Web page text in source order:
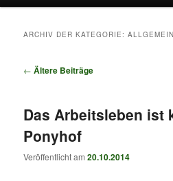
ARCHIV DER KATEGORIE:ALLGEMEIN
Beitrags-
← Ältere Beiträge
Das Arbeitsleben ist
Ponyhof
Veröffentlicht am20.10.2014